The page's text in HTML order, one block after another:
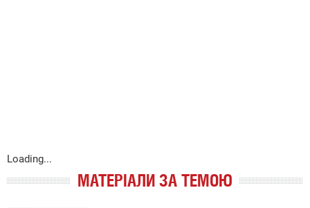
Loading...
МАТЕРІАЛИ ЗА ТЕМОЮ